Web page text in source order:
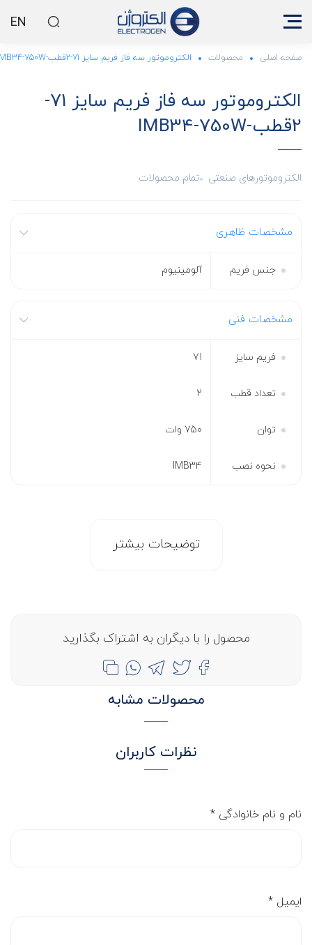
EN
صفحه اصلی محصولات الکتروموتور سه فاز فریم سایز 71-2قطب-IMB34-750W
الکتروموتور سه فاز فریم سایز 71-
2قطب-IMB34-750W
الکتروموتورهای صنعتی تمام محصولات
مشخصات ظاهری
جنس فریم آلومینیوم
مشخصات فنی
فریم سایز 71
تعداد قطب 2
توان 750 وات
نحوه نصب IMB34
توضیحات بیشتر
محصول را با دیگران به اشتراک بگذارید
محصولات مشابه
نظرات کاربران
نام و نام خانوادگی *
ایمیل *